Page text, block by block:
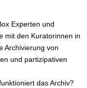
Experten und
mit den Kuratorinnen in
Archivierung von
und partizipativen
das Archiv?